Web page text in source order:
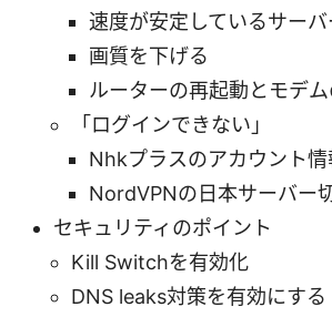
速度が安定しているサー
画質を下げる
ルーターの再起動とモデ
「ログインできない」
Nhkプラスのアカウント
NordVPNの日本サーバー
セキュリティのポイント
Kill Switchを有効化
DNS leaks対策を有効にする